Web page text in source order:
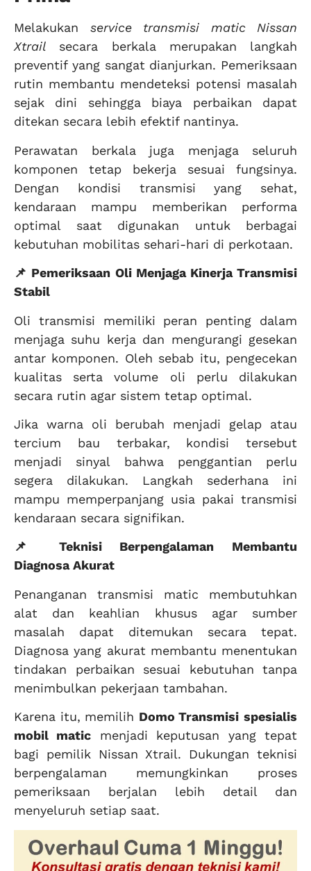
Melakukan service transmisi matic Nissan
Xtrail secara berkala merupakan langkah
preventif yang sangat dianjurkan. Pemeriksaan
rutin membantu mendeteksi potensi masalah
sejak dini sehingga biaya perbaikan dapat
ditekan secara lebih efektif nantinya.
Perawatan berkala juga menjaga seluruh
komponen tetap bekerja sesuai fungsinya.
Dengan kondisi transmisi yang sehat,
kendaraan mampu memberikan performa
optimal saat digunakan untuk berbagai
kebutuhan mobilitas sehari-hari di perkotaan.
📌 Pemeriksaan Oli Menjaga Kinerja Transmisi
Stabil
Oli transmisi memiliki peran penting dalam
menjaga suhu kerja dan mengurangi gesekan
antar komponen. Oleh sebab itu, pengecekan
kualitas serta volume oli perlu dilakukan
secara rutin agar sistem tetap optimal.
Jika warna oli berubah menjadi gelap atau
tercium bau terbakar, kondisi tersebut
menjadi sinyal bahwa penggantian perlu
segera dilakukan. Langkah sederhana ini
mampu memperpanjang usia pakai transmisi
kendaraan secara signifikan.
📌 Teknisi Berpengalaman Membantu
Diagnosa Akurat
Penanganan transmisi matic membutuhkan
alat dan keahlian khusus agar sumber
masalah dapat ditemukan secara tepat.
Diagnosa yang akurat membantu menentukan
tindakan perbaikan sesuai kebutuhan tanpa
menimbulkan pekerjaan tambahan.
Karena itu, memilih Domo Transmisi spesialis
mobil matic menjadi keputusan yang tepat
bagi pemilik Nissan Xtrail. Dukungan teknisi
berpengalaman memungkinkan proses
pemeriksaan berjalan lebih detail dan
menyeluruh setiap saat.